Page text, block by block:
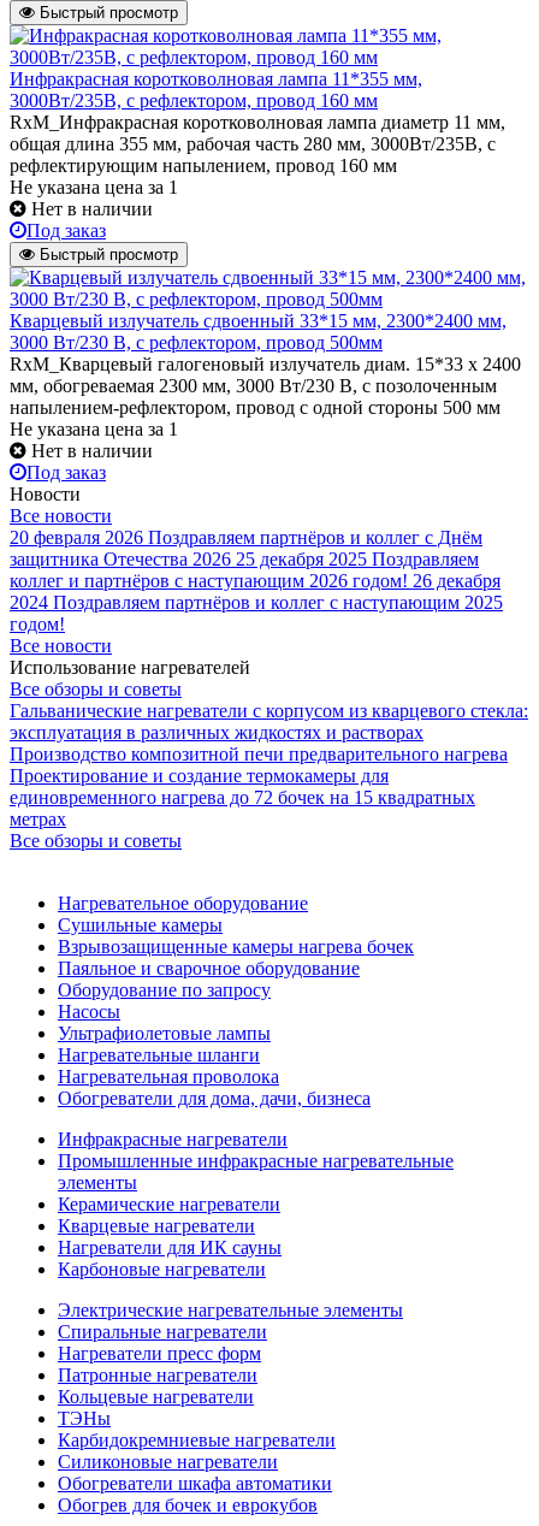
Быстрый просмотр
Инфракрасная коротковолновая лампа 11*355 мм,
3000Вт/235В, с рефлектором, провод 160 мм
RxM_Инфракрасная коротковолновая лампа диаметр 11 мм,
общая длина 355 мм, рабочая часть 280 мм, 3000Вт/235В, с
рефлектирующим напылением, провод 160 мм
Не указана цена за 1
Нет в наличии
Под заказ
Быстрый просмотр
Кварцевый излучатель cдвоенный 33*15 мм, 2300*2400 мм,
3000 Вт/230 В, с рефлектором, провод 500мм
RxM_Кварцевый галогеновый излучатель диам. 15*33 х 2400
мм, обогреваемая 2300 мм, 3000 Вт/230 В, с позолоченным
напылением-рефлектором, провод с одной стороны 500 мм
Не указана цена за 1
Нет в наличии
Под заказ
Новости
Все новости
20 февраля 2026 Поздравляем партнёров и коллег с Днём
защитника Отечества 2026 25 декабря 2025 Поздравляем
коллег и партнёров с наступающим 2026 годом! 26 декабря
2024 Поздравляем партнёров и коллег с наступающим 2025
годом!
Все новости
Использование нагревателей
Все обзоры и советы
Гальванические нагреватели с корпусом из кварцевого стекла:
эксплуатация в различных жидкостях и растворах
Производство композитной печи предварительного нагрева
Проектирование и создание термокамеры для
единовременного нагрева до 72 бочек на 15 квадратных
метрах
Все обзоры и советы
Нагревательное оборудование
Сушильные камеры
Взрывозащищенные камеры нагрева бочек
Паяльное и сварочное оборудование
Оборудование по запросу
Насосы
Ультрафиолетовые лампы
Нагревательные шланги
Нагревательная проволока
Обогреватели для дома, дачи, бизнеса
Инфракрасные нагреватели
Промышленные инфракрасные нагревательные
элементы
Керамические нагреватели
Кварцевые нагреватели
Нагреватели для ИК сауны
Карбоновые нагреватели
Электрические нагревательные элементы
Спиральные нагреватели
Нагреватели пресс форм
Патронные нагреватели
Кольцевые нагреватели
ТЭНы
Карбидокремниевые нагреватели
Силиконовые нагреватели
Обогреватели шкафа автоматики
Обогрев для бочек и еврокубов